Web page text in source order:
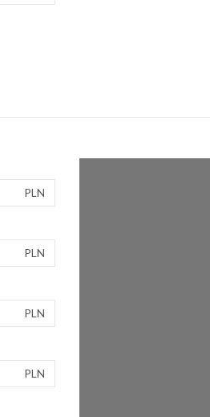
PLN
PLN
PLN
PLN